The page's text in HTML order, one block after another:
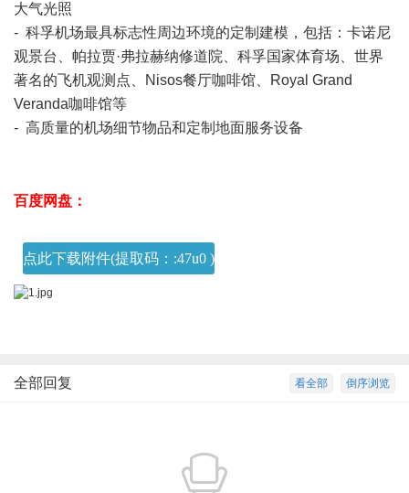
大气光照
- 科孚机场最具标志性周边环境的定制建模，包括：卡诺尼
观景台、帕拉贾·弗拉赫纳修道院、科孚国家体育场、世界
著名的飞机观测点、Nisos餐厅咖啡馆、Royal Grand
Veranda咖啡馆等
- 高质量的机场细节物品和定制地面服务设备
百度网盘：
点此下载附件(提取码：:47u0 )
倒序浏览
看全部
全部回复